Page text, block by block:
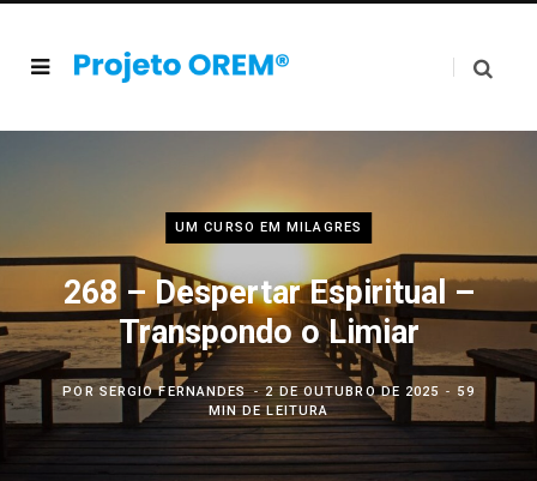
UM CURSO EM MILAGRES
268 – Despertar Espiritual –
Transpondo o Limiar
POR SERGIO FERNANDES 2 DE OUTUBRO DE 2025
59
MIN DE LEITURA